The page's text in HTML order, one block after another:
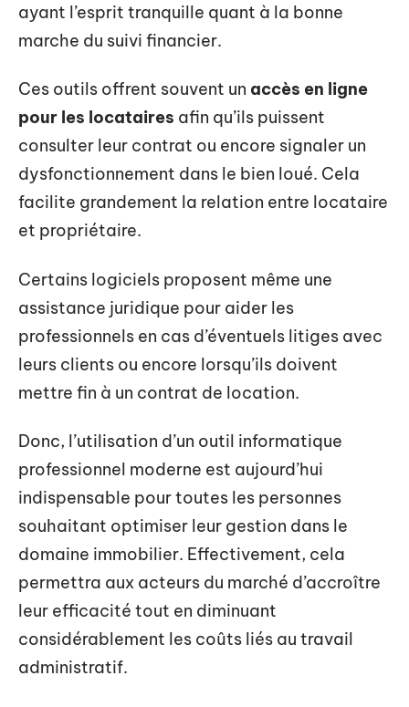
ayant l’esprit tranquille quant à la bonne
marche du suivi financier.
Ces outils offrent souvent un accès en ligne
pour les locataires afin qu’ils puissent
consulter leur contrat ou encore signaler un
dysfonctionnement dans le bien loué. Cela
facilite grandement la relation entre locataire
et propriétaire.
Certains logiciels proposent même une
assistance juridique pour aider les
professionnels en cas d’éventuels litiges avec
leurs clients ou encore lorsqu’ils doivent
mettre fin à un contrat de location.
Donc, l’utilisation d’un outil informatique
professionnel moderne est aujourd’hui
indispensable pour toutes les personnes
souhaitant optimiser leur gestion dans le
domaine immobilier. Effectivement, cela
permettra aux acteurs du marché d’accroître
leur efficacité tout en diminuant
considérablement les coûts liés au travail
administratif.